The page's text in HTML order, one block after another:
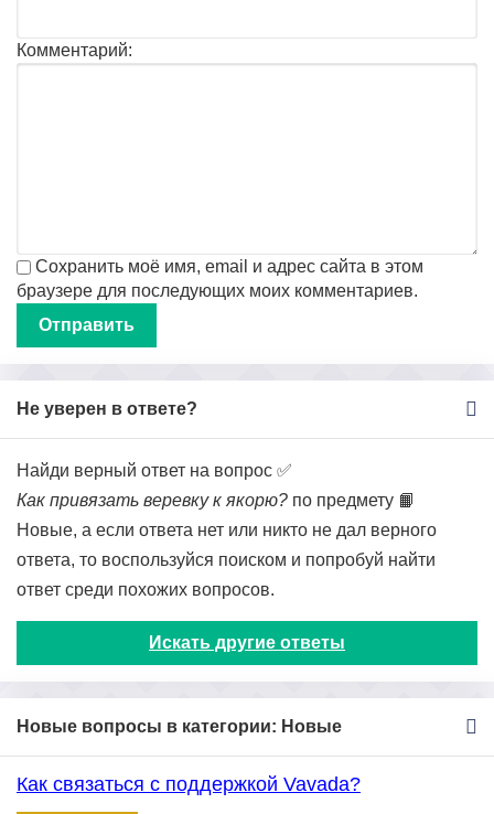
Комментарий:
Сохранить моё имя, email и адрес сайта в этом
браузере для последующих моих комментариев.
Не уверен в ответе?
Найди верный ответ на вопрос ✅
Как привязать веревку к якорю? по предмету 📙
Новые, а если ответа нет или никто не дал верного
ответа, то воспользуйся поиском и попробуй найти
ответ среди похожих вопросов.
Искать другие ответы
Новые вопросы в категории: Новые
Как связаться с поддержкой Vavada?